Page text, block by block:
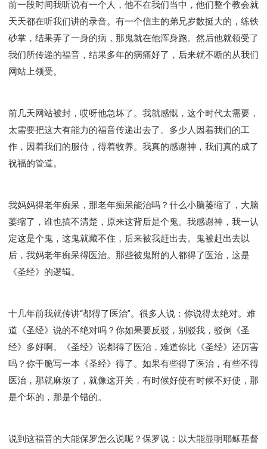
前一段时间我听说有一个人，他不在我们当中，他们整个教会就
天天都在听我们讲的录音。有一个信主的弟兄岁数挺大的，练铁
砂掌，结果弄了一身的病，那鬼就在他浑身跑。然后他就领受了
我们所传递的福音，结果多年的病痛好了，后来就不断的从我们
网站上领受。
前几天网站被封，哎呀他急坏了。我就感慨，这个时代太需要，
太需要把这大有能力的福音传递出去了。多少人因着我们的工
作，因着我们的服侍，得着牧养。我真的感谢神，我们真的成了
祝福的管道。
我妈妈得老年痴呆，那老年痴呆能治吗？什么小脑萎缩了，大脑
萎缩了，谁也搞不清楚，原来这背后是个鬼。我感谢神，我一认
定这是个鬼，这鬼就藏不住，后来被我赶出去。鬼被赶出去以
后，我妈老年痴呆得医治。那些被鬼附的人都得了医治，这是
《圣经》的逻辑。
十几年前我就传讲“都得了医治”。很多人说：你说得太绝对。难
道《圣经》说的不绝对吗？你如果要反驳，别驳我，驳倒《圣
经》多好啊。《圣经》说都得了医治，难道你比《圣经》还厉害
吗？你干脆写一本《圣经》得了。如果有些得了医治，有些不得
医治，那就麻烦了，就像这开关，有时候好使有时候不好使，那
是个坏的，那是个错的。
说到这福音的大能保罗怎么说呢？保罗说：以大能显明耶稣基督